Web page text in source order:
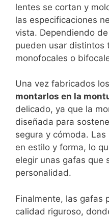
lentes se cortan y
las especificaciones
vista. Dependiendo
pueden usar distintos
monofocales o
Una vez fabricados
montarlos en la
delicado, ya que la
diseñada para
segura y cómoda.
en estilo y forma, lo
elegir unas gafas que
personalidad.
Finalmente, las gafas
calidad riguroso,